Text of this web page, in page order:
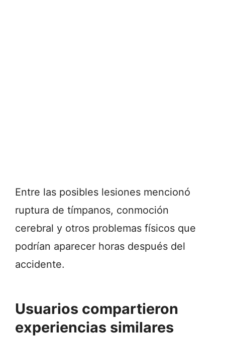
Entre las posibles lesiones mencionó
ruptura de tímpanos, conmoción
cerebral y otros problemas físicos que
podrían aparecer horas después del
accidente.
Usuarios compartieron
experiencias similares